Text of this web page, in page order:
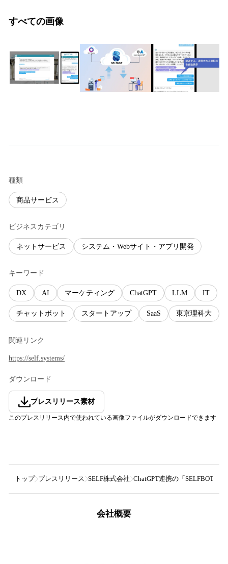
すべての画像
種類
商品サービス
ビジネスカテゴリ
ネットサービス システム・Webサイト・アプリ開発
キーワード
DX AI マーケティング ChatGPT LLM IT
チャットボット スタートアップ SaaS 東京理科大
関連リンク
https://self.systems/
ダウンロード
プレスリリース素材
このプレスリリース内で使われている画像ファイルがダウンロードできます
トップ プレスリリース SELF株式会社 ChatGPT連携の「SELFBOT」
会社概要